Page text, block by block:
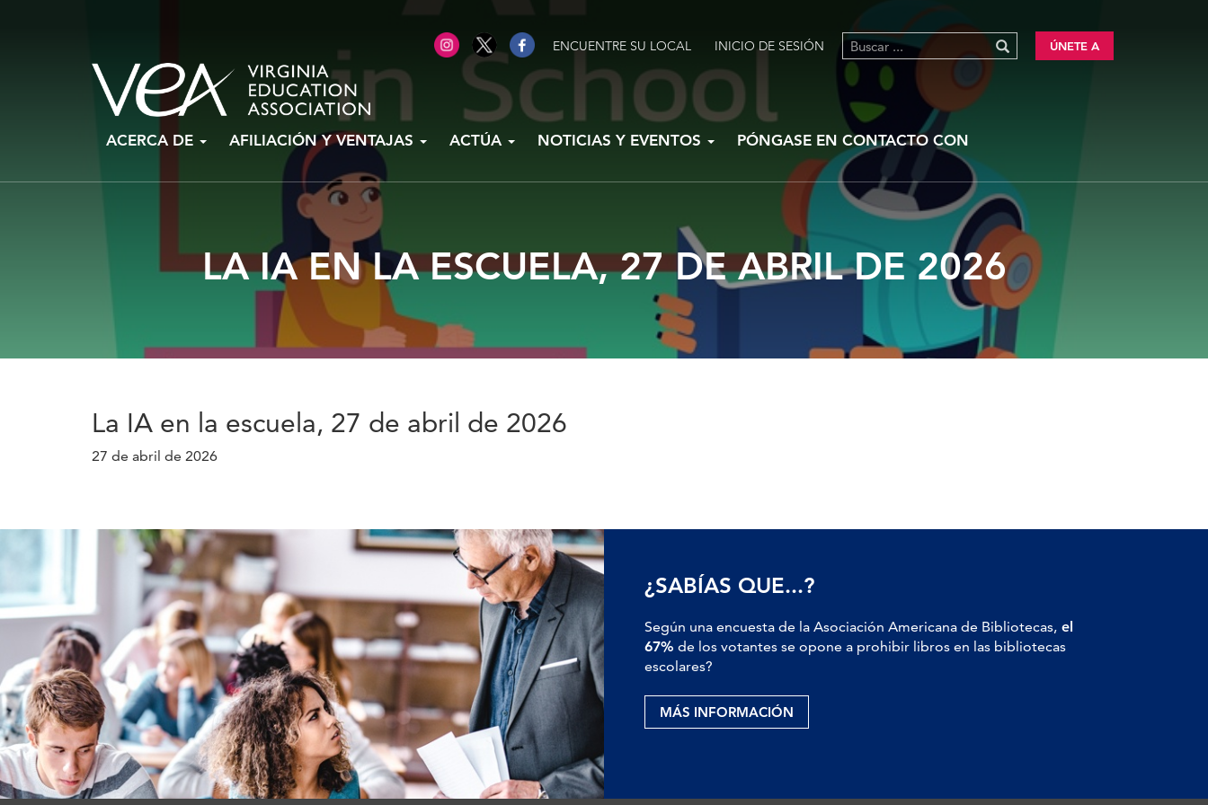
ENCUENTRE SU LOCAL INICIO DE SESIÓN ÚNETE A
ACERCA DE AFILIACIÓN Y VENTAJAS ACTÚA NOTICIAS Y EVENTOS PÓNGASE EN CONTACTO CON
LA IA EN LA ESCUELA, 27 DE ABRIL DE 2026
La IA en la escuela, 27 de abril de 2026
27 de abril de 2026
¿SABÍAS QUE...?
Según una encuesta de la Asociación Americana de Bibliotecas, el
67% de los votantes se opone a prohibir libros en las bibliotecas
escolares?
MÁS INFORMACIÓN